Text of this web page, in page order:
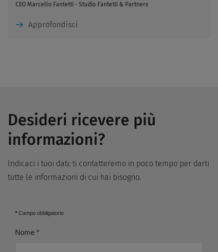
CEO Marcello Fantetti - Studio Fantetti & Partners
Approfondisci
Desideri ricevere più
informazioni?
Indicaci i tuoi dati: ti contatteremo in poco tempo per darti
tutte le informazioni di cui hai bisogno.